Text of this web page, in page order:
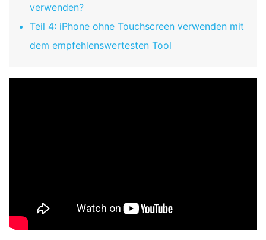
verwenden?
Teil 4: iPhone ohne Touchscreen verwenden mit
dem empfehlenswertesten Tool